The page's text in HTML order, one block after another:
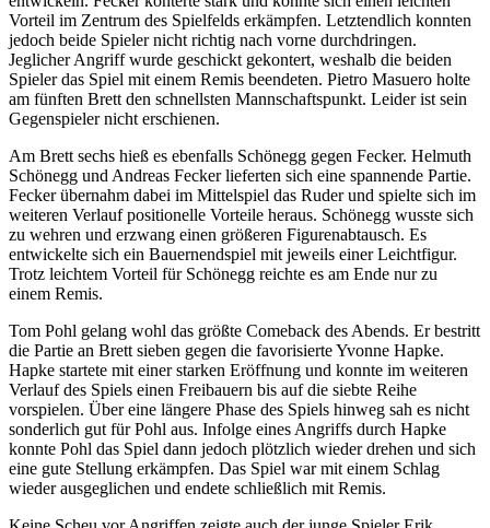
Vorteil im Zentrum des Spielfelds erkämpfen. Letztendlich konnten
jedoch beide Spieler nicht richtig nach vorne durchdringen.
Jeglicher Angriff wurde geschickt gekontert, weshalb die beiden
Spieler das Spiel mit einem Remis beendeten. Pietro Masuero holte
am fünften Brett den schnellsten Mannschaftspunkt. Leider ist sein
Gegenspieler nicht erschienen.
Am Brett sechs hieß es ebenfalls Schönegg gegen Fecker. Helmuth
Schönegg und Andreas Fecker lieferten sich eine spannende Partie.
Fecker übernahm dabei im Mittelspiel das Ruder und spielte sich im
weiteren Verlauf positionelle Vorteile heraus. Schönegg wusste sich
zu wehren und erzwang einen größeren Figurenabtausch. Es
entwickelte sich ein Bauernendspiel mit jeweils einer Leichtfigur.
Trotz leichtem Vorteil für Schönegg reichte es am Ende nur zu
einem Remis.
Tom Pohl gelang wohl das größte Comeback des Abends. Er bestritt
die Partie an Brett sieben gegen die favorisierte Yvonne Hapke.
Hapke startete mit einer starken Eröffnung und konnte im weiteren
Verlauf des Spiels einen Freibauern bis auf die siebte Reihe
vorspielen. Über eine längere Phase des Spiels hinweg sah es nicht
sonderlich gut für Pohl aus. Infolge eines Angriffs durch Hapke
konnte Pohl das Spiel dann jedoch plötzlich wieder drehen und sich
eine gute Stellung erkämpfen. Das Spiel war mit einem Schlag
wieder ausgeglichen und endete schließlich mit Remis.